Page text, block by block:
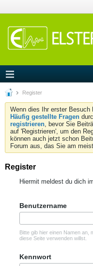
Register
Wenn dies Ihr erster
Häufig gestellte Fragen
registrieren, bevor Sie
auf 'Registrieren', um den
können auch jetzt schon
Forum aus, das Sie am
Register
Hiermit meldest du dich
Benutzername
Bitte gib hier einen Namen an,
diese Seite verwenden willst.
Kennwort